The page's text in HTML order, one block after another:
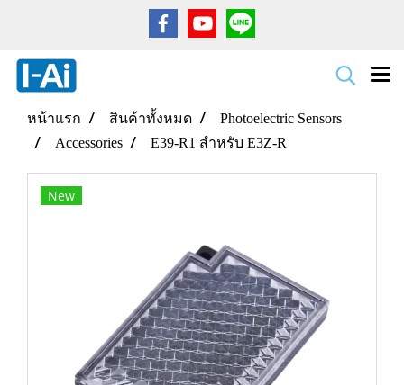
หน้าแรก สินค้าทั้งหมด
Photoelectric Sensors
Accessories
E39-R1 สำหรับ E3Z-R
New